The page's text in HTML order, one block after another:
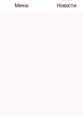
Меню Новости